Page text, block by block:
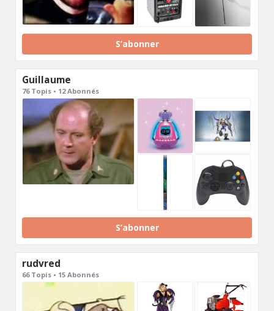
S’abonner
Guillaume
76 Topis • 12 Abonnés
S’abonner
rudvred
66 Topis • 15 Abonnés